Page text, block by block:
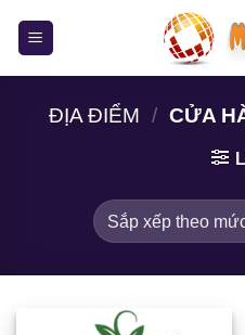
ĐỊA ĐIỂM / CỬA